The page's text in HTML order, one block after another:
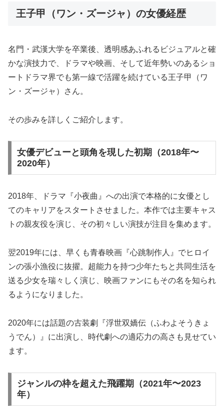
王子甲（ワン・ズージャ）の女優経歴
名門・武漢大学を卒業後、透明感あふれるビジュアルと確
かな演技力で、ドラマや映画、そして近年勢いのあるショ
ートドラマ界でも第一線で活躍を続けている王子甲（ワ
ン・ズージャ）さん。
その歩みを詳しくご紹介します。
女優デビューと頭角を現した初期（2018年〜
2020年）
2018年、ドラマ『小夜曲』への出演で本格的に女優とし
てのキャリアをスタートさせました。本作では主要キャス
トの親友役を演じ、その初々しい演技が注目を集めます。
翌2019年には、早くも青春映画『心跳制作人』でヒロイ
ンの張小漁役に抜擢。超能力を持つ少年たちと共同生活を
送る少女を瑞々しく演じ、映画ファンにもその名を知られ
るようになりました。
2020年には話題の古装劇『浮世双嬌伝（ふわよそうきょ
うでん）』に出演し、時代劇への適応力の高さも見せてい
ます。
ジャンルの枠を超えた飛躍期（2021年〜2023
年）